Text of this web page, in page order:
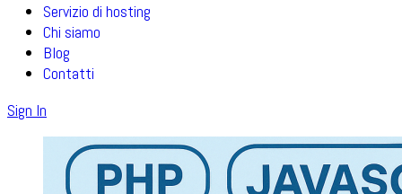
Servizio di hosting
Chi siamo
Blog
Contatti
Sign In